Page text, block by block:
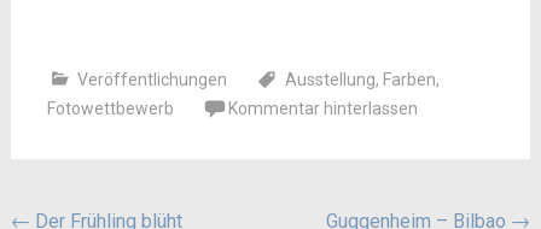
Veröffentlichungen Ausstellung, Farben,
Fotowettbewerb
Kommentar hinterlassen
← Der Frühling blüht Guggenheim – Bilbao →